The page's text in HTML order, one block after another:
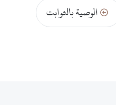
الوصية بالثوابت